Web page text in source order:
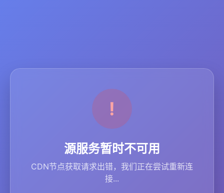
源服务暂时不可用
CDN节点获取请求出错，我们正在尝试重新连
接...